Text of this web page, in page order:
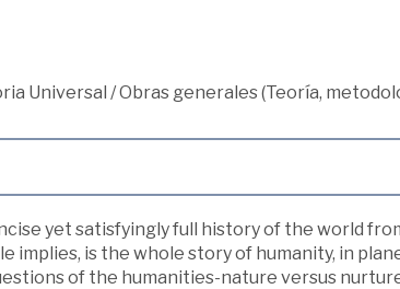
Universal /Obras generales (Teoría,
yet satisfyingly full history of the world
implies, is the whole story of humanity, in
of the humanities-nature versus